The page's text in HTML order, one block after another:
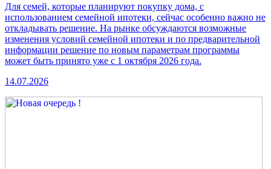
Для семей, которые планируют покупку дома, с
использованием семейной ипотеки, сейчас особенно важно не
откладывать решение. На рынке обсуждаются возможные
изменения условий семейной ипотеки и по предварительной
информации решение по новым параметрам программы
может быть принято уже с 1 октября 2026 года.
14.07.2026